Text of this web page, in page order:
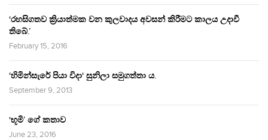
‘රහසිගතව ක්‍රියාත්මක වන කුලවාදය අවසන් කිරීමට කාලය උදාවී
තිබේ.’
February 15, 2016
‘හිමින්සැරේ පියා විදා‘ සුනිලා සමුගත්තා ය.
September 9, 2013
‘භූමි’ ගේ කතාව
June 23, 2016